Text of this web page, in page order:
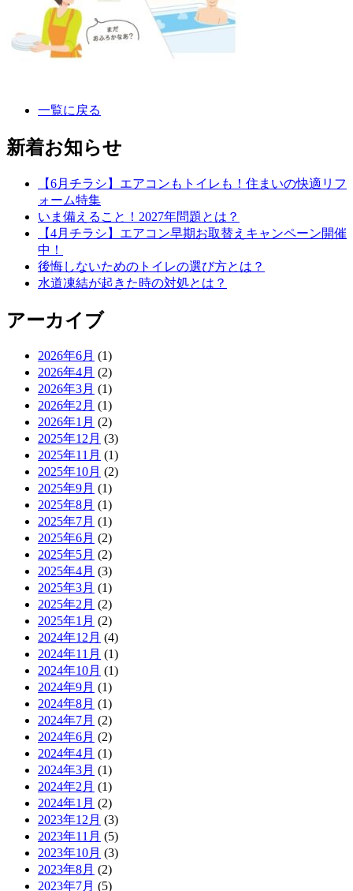
一覧に戻る
新着お知らせ
【6月チラシ】エアコンもトイレも！住まいの快適リフ
ォーム特集
いま備えること！2027年問題とは？
【4月チラシ】エアコン早期お取替えキャンペーン開催
中！
後悔しないためのトイレの選び方とは？
水道凍結が起きた時の対処とは？
アーカイブ
2026年6月 (1)
2026年4月 (2)
2026年3月 (1)
2026年2月 (1)
2026年1月 (2)
2025年12月 (3)
2025年11月 (1)
2025年10月 (2)
2025年9月 (1)
2025年8月 (1)
2025年7月 (1)
2025年6月 (2)
2025年5月 (2)
2025年4月 (3)
2025年3月 (1)
2025年2月 (2)
2025年1月 (2)
2024年12月 (4)
2024年11月 (1)
2024年10月 (1)
2024年9月 (1)
2024年8月 (1)
2024年7月 (2)
2024年6月 (2)
2024年4月 (1)
2024年3月 (1)
2024年2月 (1)
2024年1月 (2)
2023年12月 (3)
2023年11月 (5)
2023年10月 (3)
2023年8月 (2)
2023年7月 (5)